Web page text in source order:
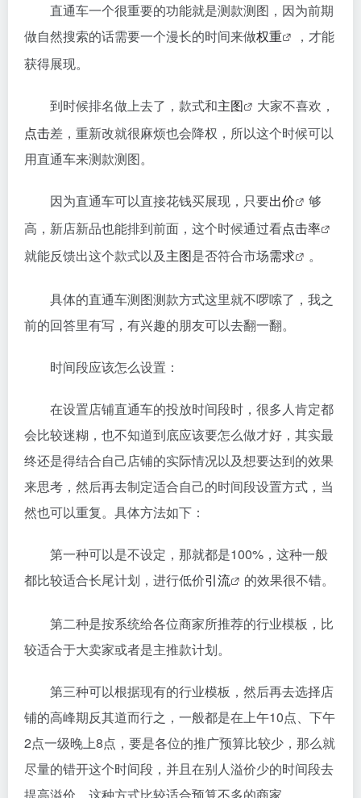
直通车一个很重要的功能就是测款测图，因为前期
做自然搜索的话需要一个漫长的时间来做权重
，才能
获得展现。
到时候排名做上去了，款式和主图
大家不喜欢，
点击差，重新改就很麻烦也会降权，所以这个时候可以
用直通车来测款测图。
因为直通车可以直接花钱买展现，只要出价
够
高，新店新品也能排到前面，这个时候通过看点击率
就能反馈出这个款式以及主图是否符合市场需求 。
具体的直通车测图测款方式这里就不啰嗦了，我之
前的回答里有写，有兴趣的朋友可以去翻一翻。
时间段应该怎么设置：
在设置店铺直通车的投放时间段时，很多人肯定都
会比较迷糊，也不知道到底应该要怎么做才好，其实最
终还是得结合自己店铺的实际情况以及想要达到的效果
来思考，然后再去制定适合自己的时间段设置方式，当
然也可以重复。具体方法如下：
第一种可以是不设定，那就都是100%，这种一般
都比较适合长尾计划，进行低价引流 的效果很不错。
第二种是按系统给各位商家所推荐的行业模板，比
较适合于大卖家或者是主推款计划。
第三种可以根据现有的行业模板，然后再去选择店
铺的高峰期反其道而行之，一般都是在上午10点、下午
2点一级晚上8点，要是各位的推广预算比较少，那么就
尽量的错开这个时间段，并且在别人溢价少的时间段去